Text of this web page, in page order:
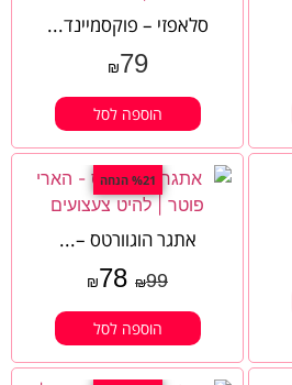
סלאפזי – פוקסמיינד...
₪79
הוספה לסל
%21 הנחה
אתגר הוגוורטס –...
₪99
₪78
הוספה לסל